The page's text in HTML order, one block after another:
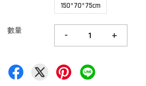
150*70*75cm
數量 - +